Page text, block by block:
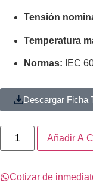
Tensión
Temperatura
Normas: IEC
Descargar Ficha
Añadir A
Cotizar de